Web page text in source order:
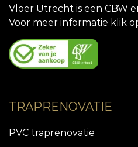
Vloer Utrecht is een CBW
Voor meer informatie klik
TRAPRENOVATIE
PVC traprenovatie